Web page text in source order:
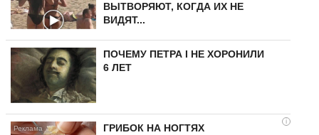
ВЫТВОРЯЮТ, КОГДА ИХ НЕ
ВИДЯТ...
ПОЧЕМУ ПЕТРА I НЕ ХОРОНИЛИ
6 ЛЕТ
i
ГРИБОК НА НОГТЯХ